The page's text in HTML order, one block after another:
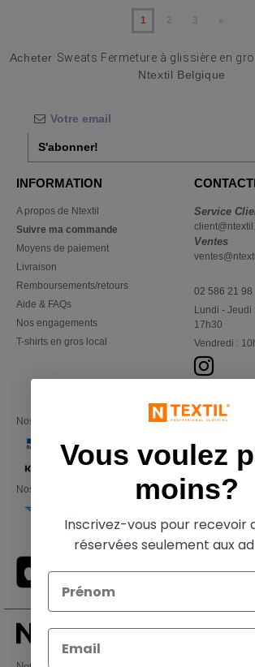
1 2 3 »
Acheter Sweats Fermeture à glissière en
Ntextil Belgique
S'abonner!
INFORMATION
A propos de Ntextil
Suivre ma commande
Moyens de paiement
Livraison
Remboursements/retours
Aide & FAQs
Nos engagements
T-shirts en gros local
Service
Ventes
02 586 21 98
Lundi - Jeudi
17h30
Vendredi :
Nos partenaires financiers
Nos transporteurs
Vous voulez
moins?
Inscrivez-vous pour recevoir
réservées seulement aux